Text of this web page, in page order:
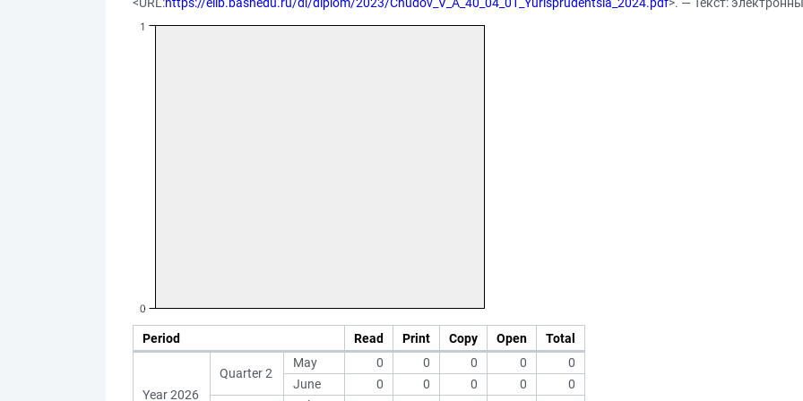
Period Read Print Copy Open Total
Year 2026
Quarter 2
May 0 0 0 0
0
June
0 0 0 0
0